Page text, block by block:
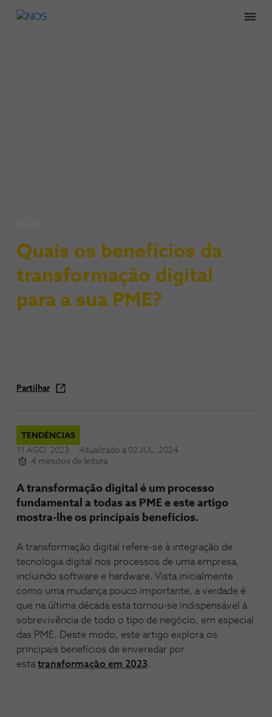
Quais os benefícios da
transformação digital
para a sua PME?
Partilhar
TENDÊNCIAS
11 AGO. 2023
Atualizado a 02 JUL. 2024
4 minutos de leitura
A transformação digital é um processo
fundamental a todas as PME e este artigo
mostra-lhe os principais benefícios.
A transformação digital refere-se à integração de
tecnologia digital nos processos de uma empresa,
incluindo software e hardware. Vista inicialmente
como uma mudança pouco importante, a verdade é
que na última década esta tornou-se indispensável à
sobrevivência de todo o tipo de negócio, em especial
das PME. Deste modo, este artigo explora os
principais benefícios de enveredar por
esta transformação em 2023.